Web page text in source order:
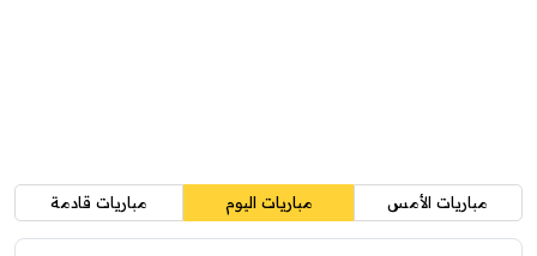
مباريات الأمس مباريات اليوم مباريات قادمة